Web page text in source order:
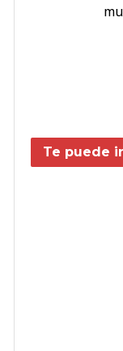
Te puede